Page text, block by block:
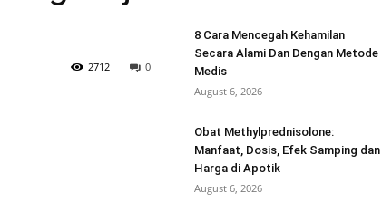
0
2712
8 Cara Mencegah Kehamilan
Secara Alami Dan Dengan Metode
Medis
August 6, 2026
Obat Methylprednisolone:
Manfaat, Dosis, Efek Samping dan
Harga di Apotik
August 6, 2026